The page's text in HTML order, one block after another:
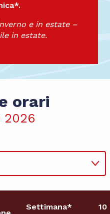
e in estate –
in estate.
orari
2026
Settimana* 10